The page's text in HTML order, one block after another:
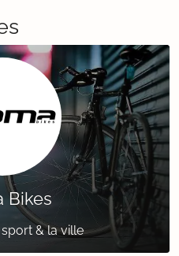
Bikes
& la ville